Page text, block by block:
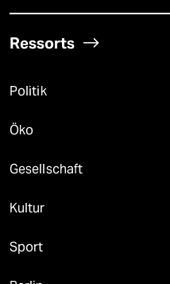
Ressorts
Politik
Öko
Gesellschaft
Kultur
Sport